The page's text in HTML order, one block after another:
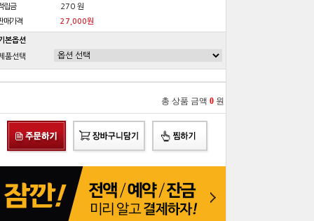
립금
270 원
매가격
27,000원
본옵션
품선택
총 상품 금액 0 원